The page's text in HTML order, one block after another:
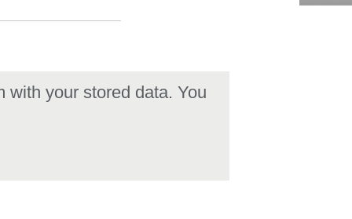
your stored data. You